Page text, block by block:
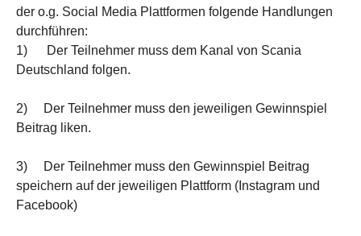
der o.g. Social Media Plattformen folgende Handlungen
durchführen:
1) Der Teilnehmer muss dem Kanal von Scania
Deutschland folgen.
2) Der Teilnehmer muss den jeweiligen Gewinnspiel
Beitrag liken.
3) Der Teilnehmer muss den Gewinnspiel Beitrag
speichern auf der jeweiligen Plattform (Instagram und
Facebook)